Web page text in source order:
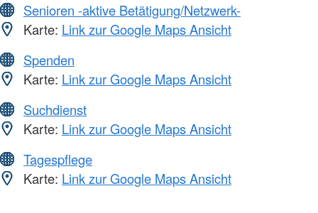
Senioren -aktive Betätigung/Netzwerk-
Karte: Link zur Google Maps Ansicht
Spenden
Karte: Link zur Google Maps Ansicht
Suchdienst
Karte: Link zur Google Maps Ansicht
Tagespflege
Karte: Link zur Google Maps Ansicht